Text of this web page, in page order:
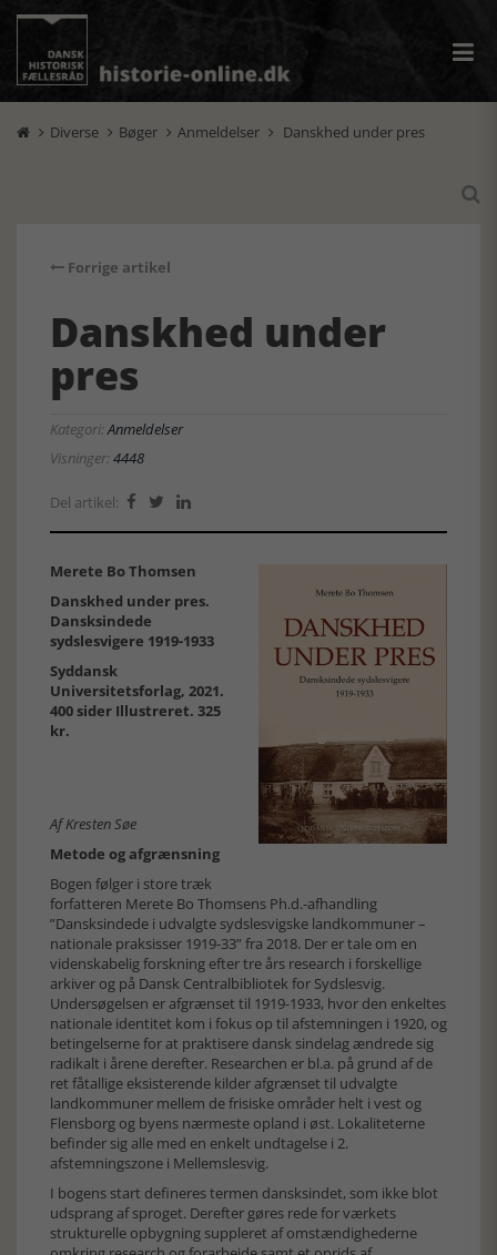
 Diverse  Bøger  Anmeldelser  Danskhed under pres

Forrige artikel
Danskhed under
pres
Kategori:Anmeldelser
Visninger:4448
Del artikel:   
Merete Bo Thomsen
Danskhed under pres.
Dansksindede
sydslesvigere 1919-1933
Syddansk
Universitetsforlag, 2021.
400 sider Illustreret. 325
kr.
Af Kresten Søe
Metode og afgrænsning
Bogen følger i store træk
forfatteren Merete Bo Thomsens Ph.d.-afhandling
”Dansksindede i udvalgte sydslesvigske landkommuner –
nationale praksisser 1919-33” fra 2018. Der er tale om en
videnskabelig forskning efter tre års research i forskellige
arkiver og på Dansk Centralbibliotek for Sydslesvig.
Undersøgelsen er afgrænset til 1919-1933, hvor den enkeltes
nationale identitet kom i fokus op til afstemningen i 1920, og
betingelserne for at praktisere dansk sindelag ændrede sig
radikalt i årene derefter. Researchen er bl.a. på grund af de
ret fåtallige eksisterende kilder afgrænset til udvalgte
landkommuner mellem de frisiske områder helt i vest og
Flensborg og byens nærmeste opland i øst. Lokaliteterne
befinder sig alle med en enkelt undtagelse i 2.
afstemningszone i Mellemslesvig.
I bogens start defineres termen dansksindet, som ikke blot
udsprang af sproget. Derefter gøres rede for værkets
strukturelle opbygning suppleret af omstændighederne